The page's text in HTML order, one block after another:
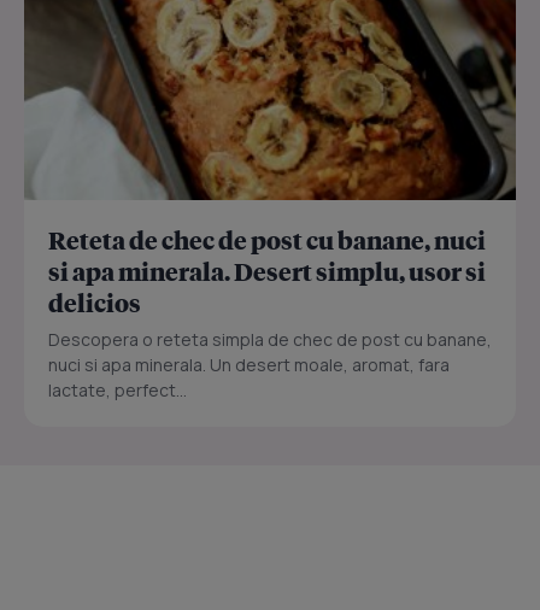
Reteta de chec de post cu banane, nuci
si apa minerala. Desert simplu, usor si
delicios
Descopera o reteta simpla de chec de post cu banane,
nuci si apa minerala. Un desert moale, aromat, fara
lactate, perfect...